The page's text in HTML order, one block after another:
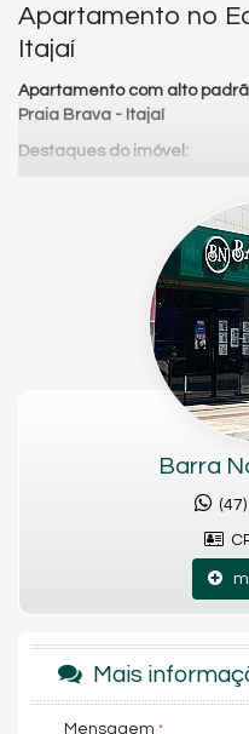
Apartamento no
Itajaí
Apartamento com alto
Praia Brava - Itajaí
Destaques do imóvel:
Apartamento
Ampla área social
2 vagas de garagem;
Acabamentos de alto
Empreendimento com
Infraestrutura para água
Hidromassagem na piscina
Piscina térmica
Playground
Sala de Reunião
Salão de festas
Barra
Mais
Mensagem